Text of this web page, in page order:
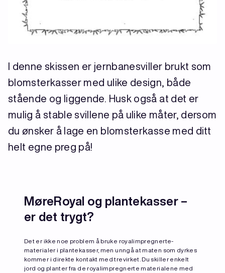
I denne skissen er jernbanesviller brukt som
blomsterkasser med ulike design, både
stående og liggende. Husk også at det er
mulig å stable svillene på ulike måter, dersom
du ønsker å lage en blomsterkasse med ditt
helt egne preg på!
MøreRoyal og plantekasser –
er det trygt?
Det er ikke noe problem å bruke royalimpregnerte-
materialer i plantekasser, men unngå at maten som dyrkes
kommer i direkte kontakt med trevirket. Du skiller enkelt
jord og planter fra de royalimpregnerte materialene med